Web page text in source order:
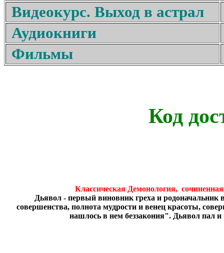
Видеокурс. Выход в астрал
Аудиокниги
Фильмы
Код
Классическая Демонология,
Дьявол - первый виновник греха и родоначальник
совершенства, полнота мудрости и венец красоты,
нашлось в нем беззакония". Дьявол пал и